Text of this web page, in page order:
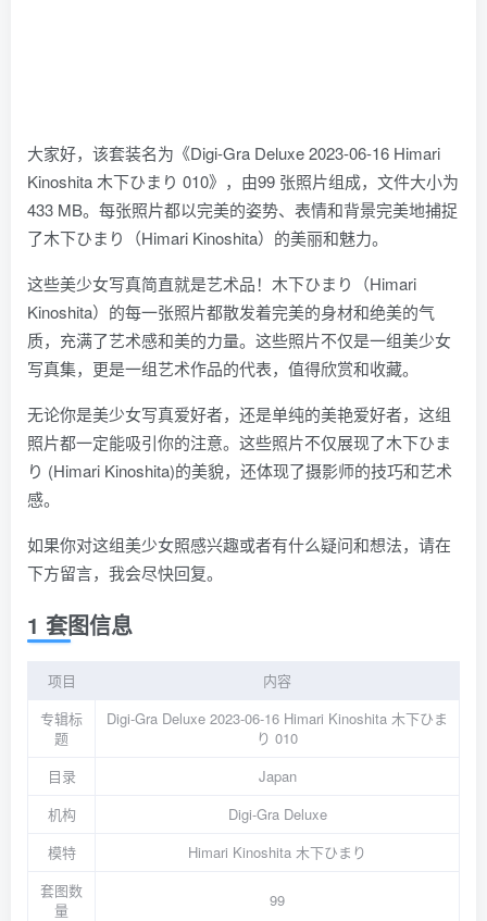
大家好，该套装名为《Digi-Gra Deluxe 2023-06-16 Himari
Kinoshita 木下ひまり 010》，由99 张照片组成，文件大小为
433 MB。每张照片都以完美的姿势、表情和背景完美地捕捉
了木下ひまり（Himari Kinoshita）的美丽和魅力。
这些美少女写真简直就是艺术品！木下ひまり（Himari
Kinoshita）的每一张照片都散发着完美的身材和绝美的气
质，充满了艺术感和美的力量。这些照片不仅是一组美少女
写真集，更是一组艺术作品的代表，值得欣赏和收藏。
无论你是美少女写真爱好者，还是单纯的美艳爱好者，这组
照片都一定能吸引你的注意。这些照片不仅展现了木下ひま
り (Himari Kinoshita)的美貌，还体现了摄影师的技巧和艺术
感。
如果你对这组美少女照感兴趣或者有什么疑问和想法，请在
下方留言，我会尽快回复。
1 套图信息
项目
内容
专辑标
题
Digi-Gra Deluxe 2023-06-16 Himari Kinoshita 木下ひま
り 010
目录
Japan
机构
Digi-Gra Deluxe
模特
Himari Kinoshita 木下ひまり
套图数
量
99